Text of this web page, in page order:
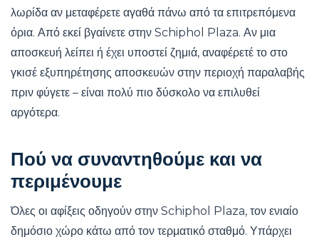
λωρίδα αν μεταφέρετε αγαθά πάνω από τα επιτρεπόμενα
όρια. Από εκεί βγαίνετε στην Schiphol Plaza. Αν μια
αποσκευή λείπει ή έχει υποστεί ζημιά, αναφέρετέ το στο
γκισέ εξυπηρέτησης αποσκευών στην περιοχή παραλαβής
πριν φύγετε – είναι πολύ πιο δύσκολο να επιλυθεί
αργότερα.
Πού να συναντηθούμε και να
περιμένουμε
Όλες οι αφίξεις οδηγούν στην Schiphol Plaza, τον ενιαίο
δημόσιο χώρο κάτω από τον τερματικό σταθμό. Υπάρχει